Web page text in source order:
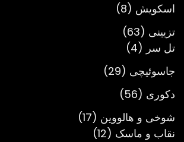
اسکویش 8
8
تزیینی 63
63
محصول
تل سر 4
4
محصول
جاسوئیچی 29
29
دکوری 56
56
محصول
شوخی و هالووین 17
17
نقاب و ماسک 12
12